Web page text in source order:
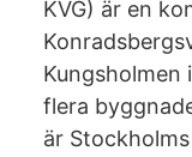
KVG) är en
Kungsholmen
flera
är